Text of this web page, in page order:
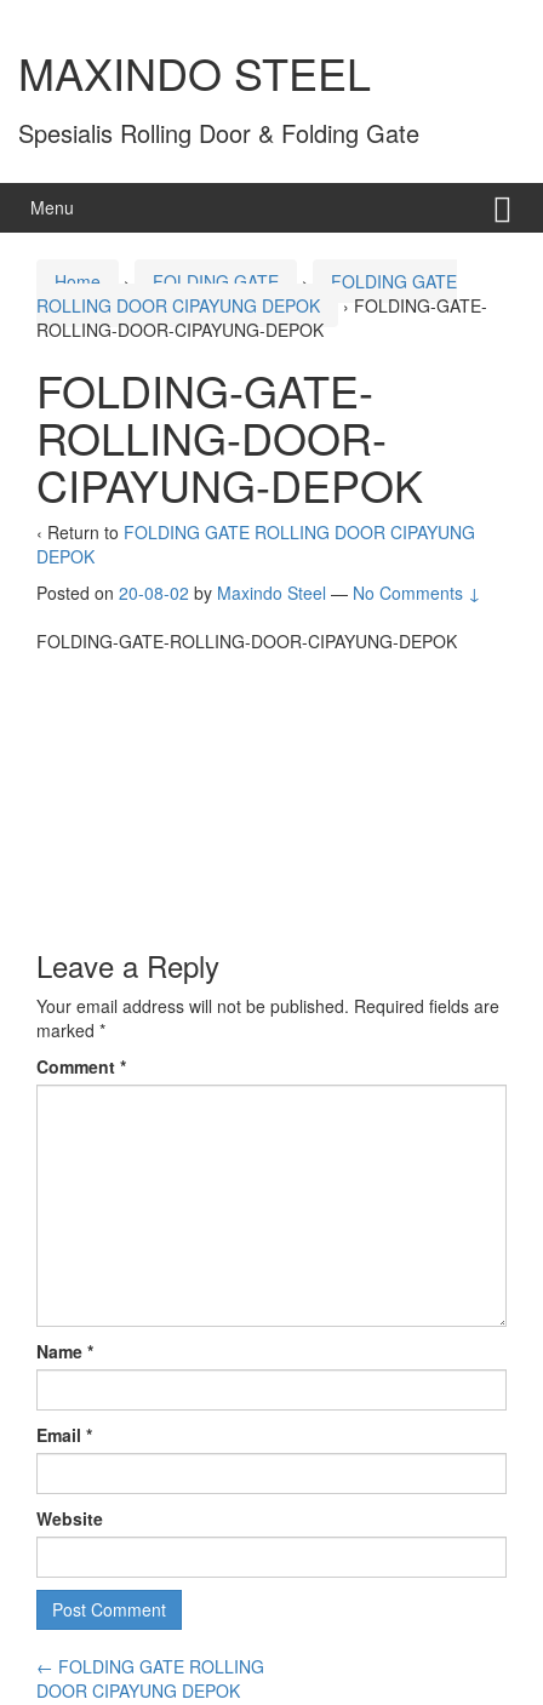
MAXINDO STEEL
Spesialis Rolling Door & Folding Gate
Menu
Home › FOLDING GATE ›
FOLDING GATE
ROLLING DOOR CIPAYUNG DEPOK
› FOLDING-GATE-
ROLLING-DOOR-CIPAYUNG-DEPOK
FOLDING-GATE-
ROLLING-DOOR-
CIPAYUNG-DEPOK
‹ Return to FOLDING GATE ROLLING DOOR CIPAYUNG
DEPOK
Posted on 20-08-02 by Maxindo Steel — No Comments ↓
FOLDING-GATE-ROLLING-DOOR-CIPAYUNG-DEPOK
Leave a Reply
Your email address will not be published. Required fields are
marked *
Comment *
Name *
Email *
Website
← FOLDING GATE ROLLING
DOOR CIPAYUNG DEPOK